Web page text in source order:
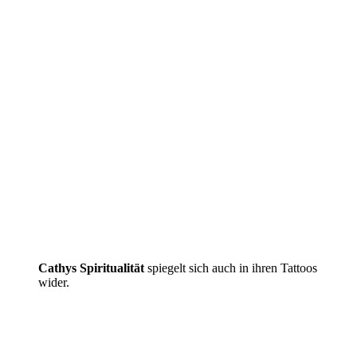
Cathys Spiritualität spiegelt sich auch in ihren Tattoos
wider.